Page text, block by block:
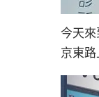
今天
京東